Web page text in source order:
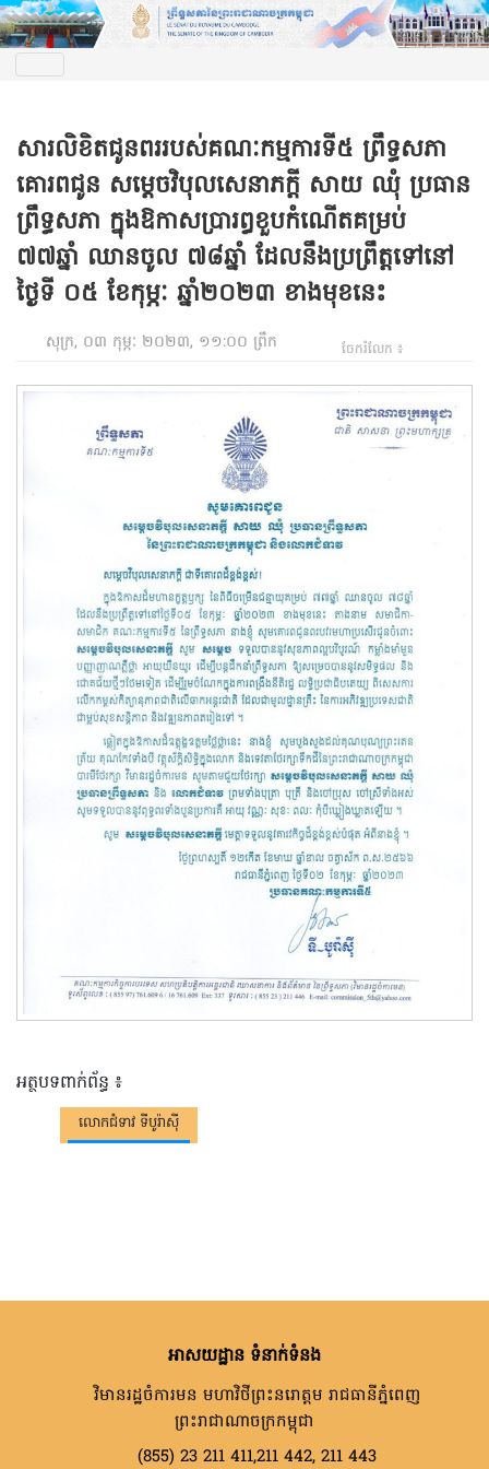
សារលិខិតជូនពររបស់គណៈកម្មការទី៥ ព្រឹទ្ធសភា
គោរពជូន សម្តេចវិបុលសេនាភក្ដី សាយ ឈុំ ប្រធាន
ព្រឹទ្ធសភា ក្នុងឱកាសប្រារព្ធខួបកំណើតគម្រប់
៧៧ឆ្នាំ ឈានចូល ៧៨ឆ្នាំ ដែលនឹងប្រព្រឹត្តទៅនៅ
ថ្ងៃទី ០៥ ខែកុម្ភៈ ឆ្នាំ២០២៣ ខាងមុខនេះ
សុក្រ, ០៣ កុម្ភៈ ២០២៣, ១១:០០ ព្រឹក ចែករំលែក ៖
អត្ថបទពាក់ព័ន្ធ ៖
លោកជំទាវ ទីបូរ៉ាស៊ី
អាសយដ្ឋាន ទំនាក់ទំនង
វិមានរដ្ឋចំការមន មហាវិថីព្រះនរោត្តម រាជធានីភ្នំពេញ
ព្រះរាជាណាចក្រកម្ពុជា
(855) 23 211 411,211 442, 211 443